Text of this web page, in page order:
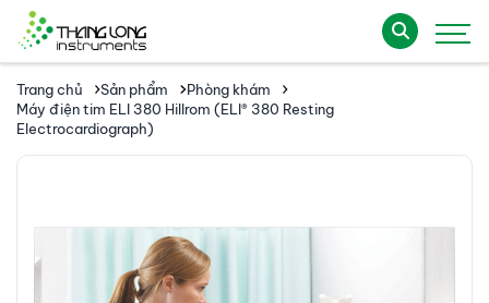
Trang chủ Sản phẩm
Phòng khám
Máy điện tim ELI 380 Hillrom (ELI® 380 Resting
Electrocardiograph)